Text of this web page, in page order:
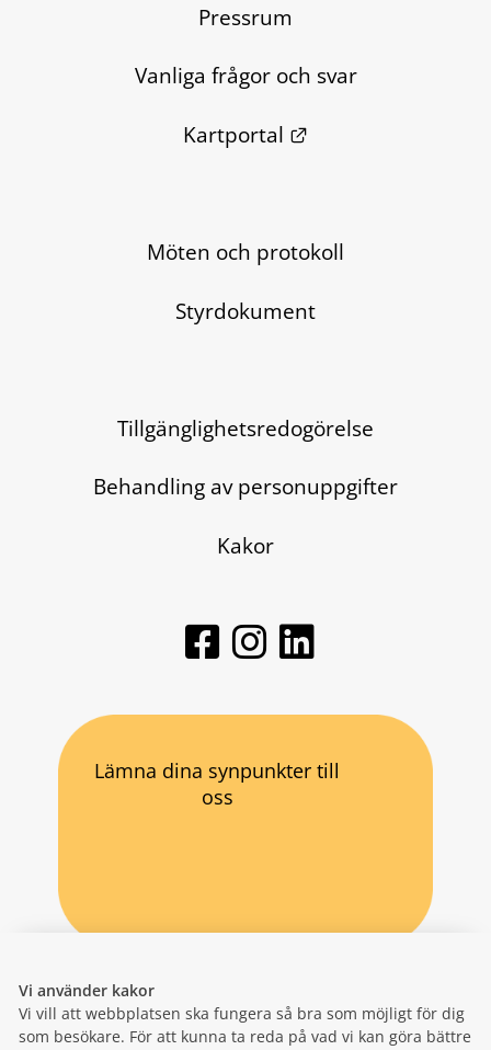
Vi använder kakor
Vi vill att webbplatsen ska fungera så bra som möjligt för dig
som besökare. För att kunna ta reda på vad vi kan göra bättre
Pressrum
Vanliga frågor och svar
Kartportal
Länk till annan
Möten och protokoll
Styrdokument
Tillgänglighetsredogörelse
Behandling av personuppgifter
Kakor
Lämna dina synpunkter till
oss